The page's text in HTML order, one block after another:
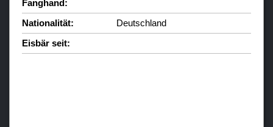
Fanzone
Fanghand:
Nationalität:
Deutschland
Eisbär seit: